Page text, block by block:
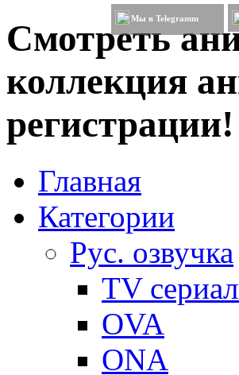
Смотреть
коллекция
регистрации!
Мы в Telegramm
Главная
Категории
Рус. озвучка
TV
OVA
ONA